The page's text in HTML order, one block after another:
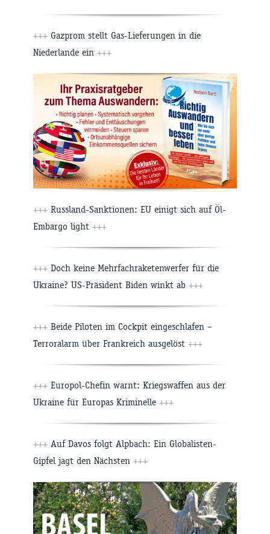
+++ Gazprom stellt Gas-Lieferungen in die
Niederlande ein +++
+++ Russland-Sanktionen: EU einigt sich auf Öl-
Embargo light +++
+++ Doch keine Mehrfachraketenwerfer für die
Ukraine? US-Präsident Biden winkt ab +++
+++ Beide Piloten im Cockpit eingeschlafen –
Terroralarm über Frankreich ausgelöst +++
+++ Europol-Chefin warnt: Kriegswaffen aus der
Ukraine für Europas Kriminelle +++
+++ Auf Davos folgt Alpbach: Ein Globalisten-
Gipfel jagt den Nächsten +++